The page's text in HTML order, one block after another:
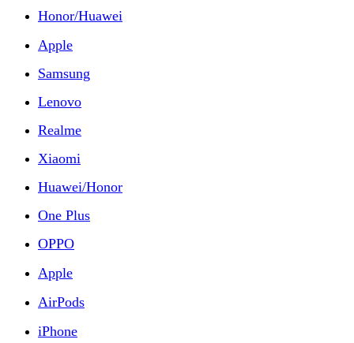
Honor/Huawei
Apple
Samsung
Lenovo
Realme
Xiaomi
Huawei/Honor
One Plus
OPPO
Apple
AirPods
iPhone